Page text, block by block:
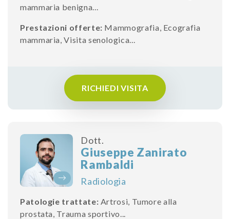
mammaria benigna...
Prestazioni offerte: Mammografia, Ecografia
mammaria,Visita senologica...
RICHIEDI VISITA
Dott.
Giuseppe Zanirato
Rambaldi
Radiologia
Patologie trattate: Artrosi, Tumore alla
prostata, Trauma sportivo...